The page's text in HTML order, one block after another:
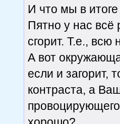
И что мы в
Пятно у нас всё
сгорит. Т.е.,
А вот
если и загорит,
контраста, а